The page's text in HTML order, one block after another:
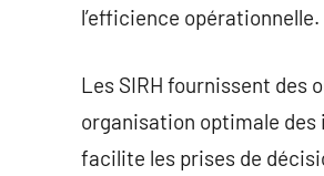
l’efficience opérationnelle.
Les SIRH fournissent des
organisation optimale
facilite les prises de